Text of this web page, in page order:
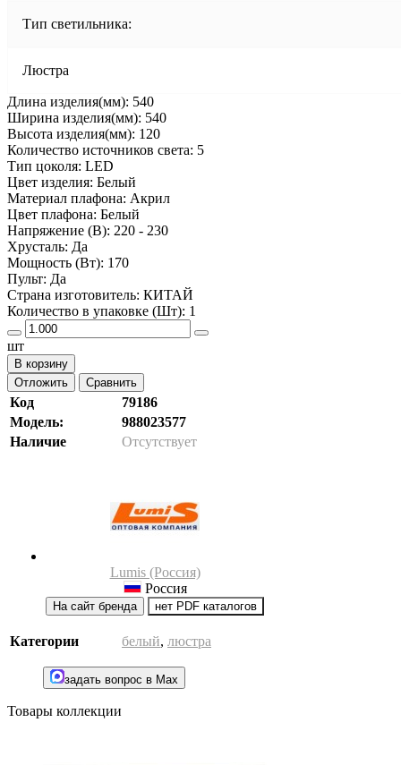
Тип светильника:
Люстра
Длина изделия(мм): 540
Ширина изделия(мм): 540
Высота изделия(мм): 120
Количество источников света: 5
Тип цоколя: LED
Цвет изделия: Белый
Материал плафона: Акрил
Цвет плафона: Белый
Напряжение (В): 220 - 230
Хрусталь: Да
Мощность (Вт): 170
Пульт: Да
Страна изготовитель: КИТАЙ
Количество в упаковке (Шт): 1
шт
В корзину
Отложить
Сравнить
Код
79186
Модель:
988023577
Наличие
Отсутствует
Lumis (Россия)
Россия
На сайт бренда нет PDF каталогов
Категории белый, люстра
задать вопрос в Max
Товары коллекции